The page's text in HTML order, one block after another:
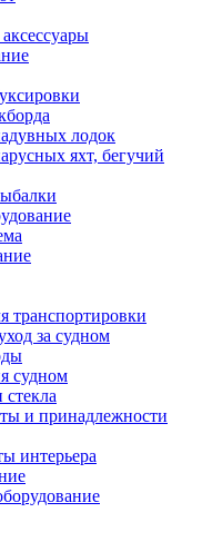
лодок
яхт, бегучий
транспортировки
за судном
судном
и принадлежности
интерьера